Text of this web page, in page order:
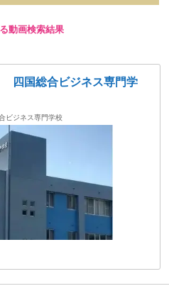
動画検索結果
四国総合ビジネス専門学
ビジネス専門学校